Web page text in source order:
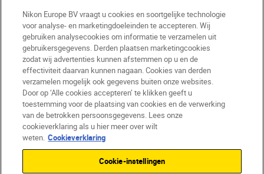
NL Nikon Sites
Contact opnemen
Privacyverklaring
Gebruiksvoorwaarden
Nikon Store - Algemene voorwaarden
Cookieverklaring
Toegankelijkheid
Cookie-instellingen
© 2026 Nikon
Nikon Europe BV vraagt u cookies en soortgelijke technologie
voor analyse- en marketingdoeleinden te accepteren. Wij
gebruiken analysecookies om informatie te verzamelen uit
gebruikersgegevens. Derden plaatsen marketingcookies
zodat wij advertenties kunnen afstemmen op u en de
effectiviteit daarvan kunnen nagaan. Cookies van derden
verzamelen mogelijk ook gegevens buiten onze websites.
Door op ‘Alle cookies accepteren’ te klikken geeft u
toestemming voor de plaatsing van cookies en de verwerking
van de betrokken persoonsgegevens. Lees onze
cookieverklaring als u hier meer over wilt
weten. Cookieverklaring
Cookie-instellingen